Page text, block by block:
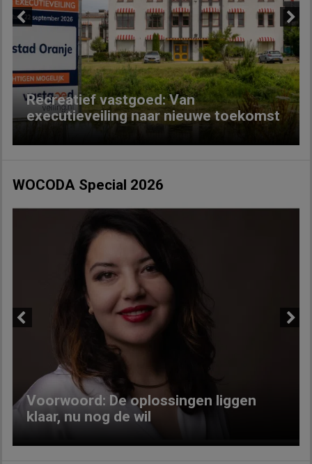
Recreatief vastgoed: Van
executieveiling naar nieuwe toekomst
Next
WOCODA Special 2026
Voorwoord: De oplossingen liggen
klaar, nu nog de wil